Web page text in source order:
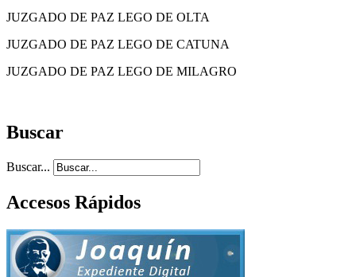
JUZGADO DE PAZ LEGO DE OLTA
JUZGADO DE PAZ LEGO DE CATUNA
JUZGADO DE PAZ LEGO DE MILAGRO
Buscar
Buscar...
Accesos Rápidos